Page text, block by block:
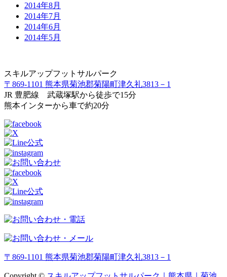
2014年8月
2014年7月
2014年6月
2014年5月
スキルアップフットサルパーク
〒869-1101 熊本県菊池郡菊陽町津久礼3813－1
JR 豊肥線 武蔵塚駅から徒歩で15分
熊本インターから車で約20分
〒869-1101 熊本県菊池郡菊陽町津久礼3813－1